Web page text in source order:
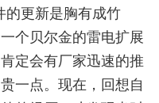
的更新是胸有成竹
个贝尔金的雷电扩展
定会有厂家迅速的推
一点。现在，回想自